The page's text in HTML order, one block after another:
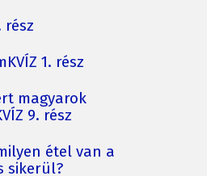
rész
1. rész
magyarok
9. rész
étel van a
sikerül?